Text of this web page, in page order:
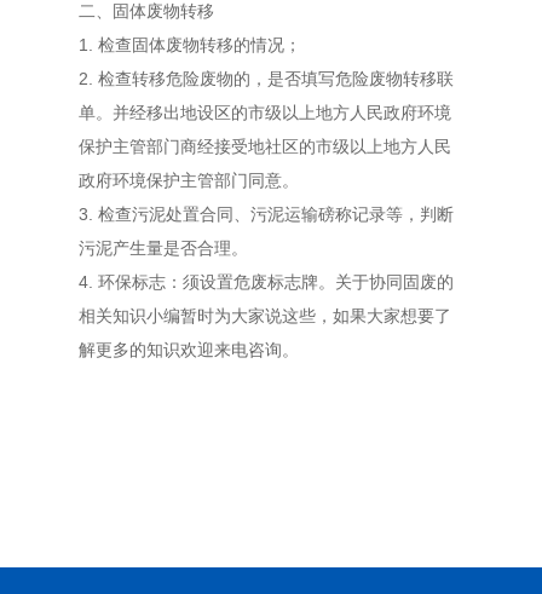
二、固体废物转移
1. 检查固体废物转移的情况；
2. 检查转移危险废物的，是否填写危险废物转移联
单。并经移出地设区的市级以上地方人民政府环境
保护主管部门商经接受地社区的市级以上地方人民
政府环境保护主管部门同意。
3. 检查污泥处置合同、污泥运输磅称记录等，判断
污泥产生量是否合理。
4. 环保标志：须设置危废标志牌。关于协同固废的
相关知识小编暂时为大家说这些，如果大家想要了
解更多的知识欢迎来电咨询。